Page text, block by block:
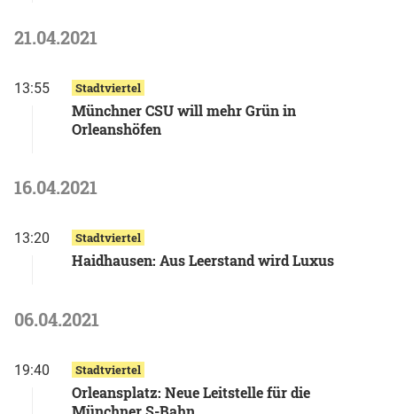
21.04.2021
13:55 Stadtviertel
Münchner CSU will mehr Grün in
Orleanshöfen
16.04.2021
13:20 Stadtviertel
Haidhausen: Aus Leerstand wird Luxus
06.04.2021
19:40 Stadtviertel
Orleansplatz: Neue Leitstelle für die